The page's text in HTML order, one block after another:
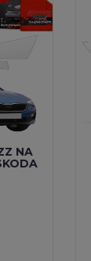
NA